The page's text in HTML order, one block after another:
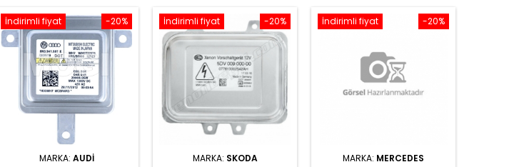
-20%
İndirimli fiyat
MARKA: AUDI
-20%
İndirimli fiyat
MARKA: SKODA
-20%
İndirimli fiyat
MARKA: MERCEDES